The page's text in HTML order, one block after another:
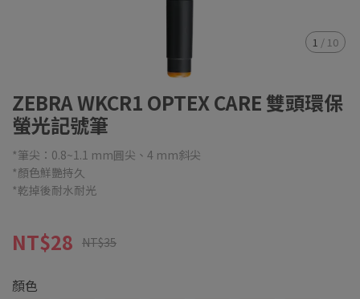
1 / 10
ZEBRA WKCR1 OPTEX CARE 雙頭環保
螢光記號筆
*筆尖：0.8~1.1 mm圓尖、4 mm斜尖
*顏色鮮艷持久
*乾掉後耐水耐光
NT$28 NT$35
顏色